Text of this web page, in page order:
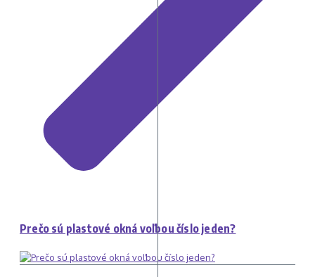
Prečo sú plastové okná voľbou číslo jeden?